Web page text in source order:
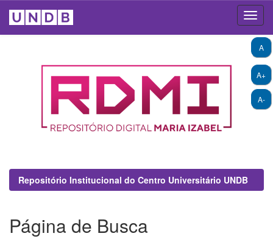
A+
A-
A
Repositório Institucional do Centro Universitário UNDB
Página de Busca